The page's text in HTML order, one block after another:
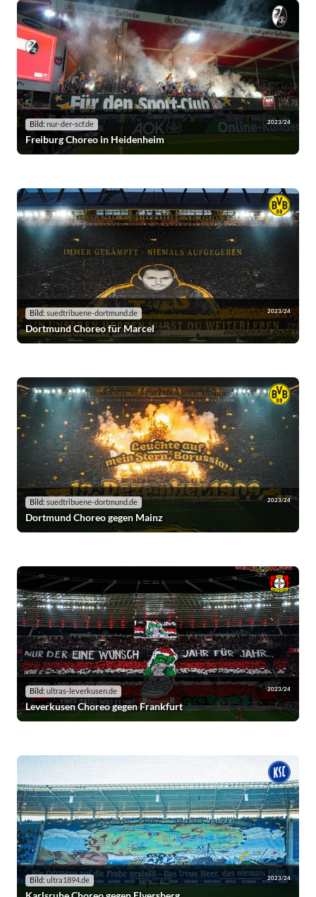
Bild: nur-der-scf.de 2023/24
Freiburg Choreo in Heidenheim
Bild: suedtribuene-dortmund.de 2023/24
Dortmund Choreo für Marcel
Bild: suedtribuene-dortmund.de 2023/24
Dortmund Choreo gegen Mainz
Bild: ultras-leverkusen.de 2023/24
Leverkusen Choreo gegen Frankfurt
Bild: ultra1894.de 2023/24